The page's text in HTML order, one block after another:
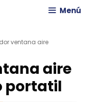
Menú
ventana aire
aire
portatil